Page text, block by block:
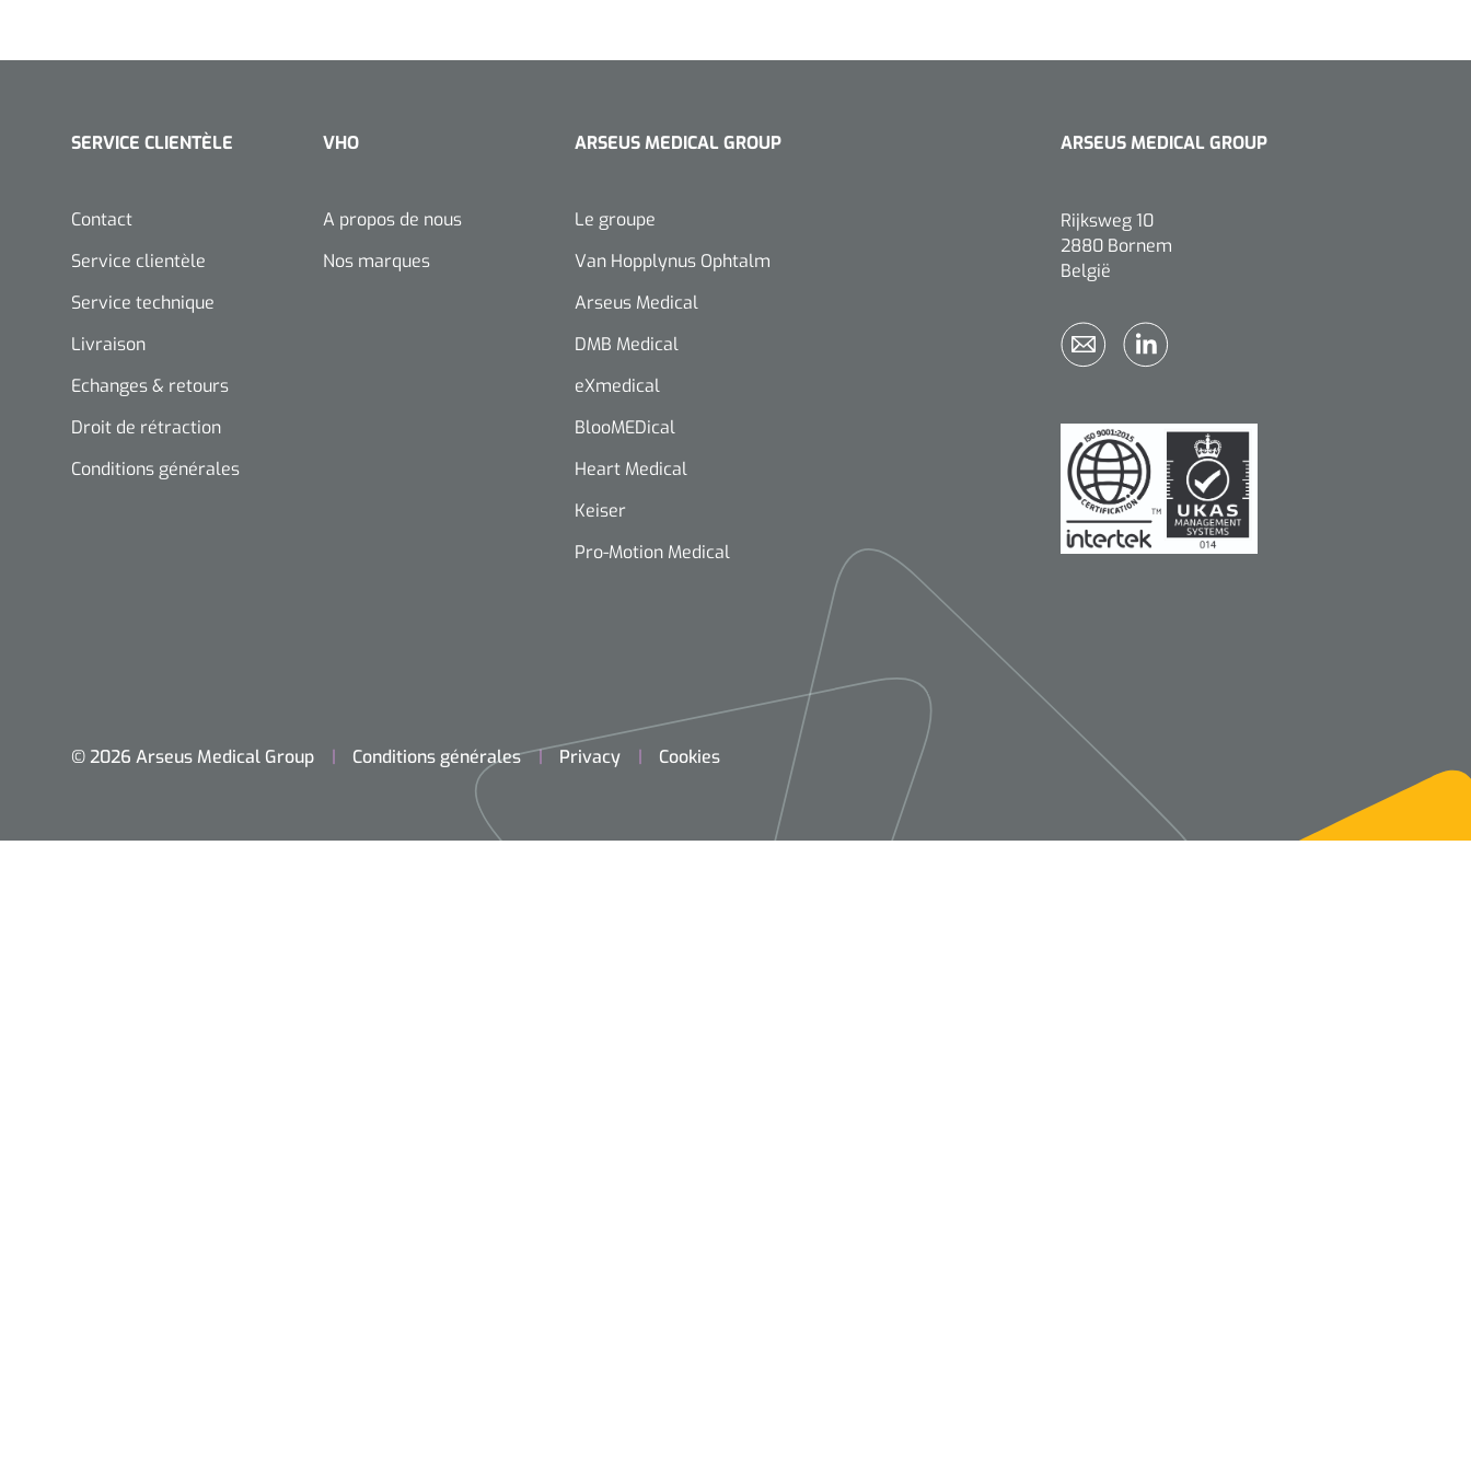
SERVICE CLIENTÈLE
Contact
Service clientèle
Service technique
Livraison
Echanges & retours
Droit de rétraction
Conditions générales
VHO
A propos de nous
Nos marques
ARSEUS MEDICAL GROUP
Le groupe
Van Hopplynus Ophtalm
Arseus Medical
DMB Medical
eXmedical
BlooMEDical
Heart Medical
Keiser
Pro-Motion Medical
ARSEUS MEDICAL GROUP
Rijksweg 10
2880 Bornem
België
© 2026 Arseus Medical Group Conditions générales Privacy Cookies